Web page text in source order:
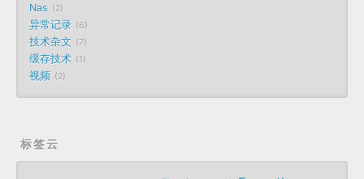
Nas 2
异常记录 6
技术杂文 7
缓存技术 1
视频 2
标签云